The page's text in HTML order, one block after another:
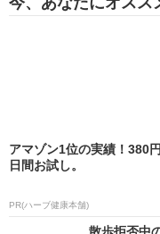
アマゾン1位の実績！380
日間お試し。
PR(ハーブ健康本舗)